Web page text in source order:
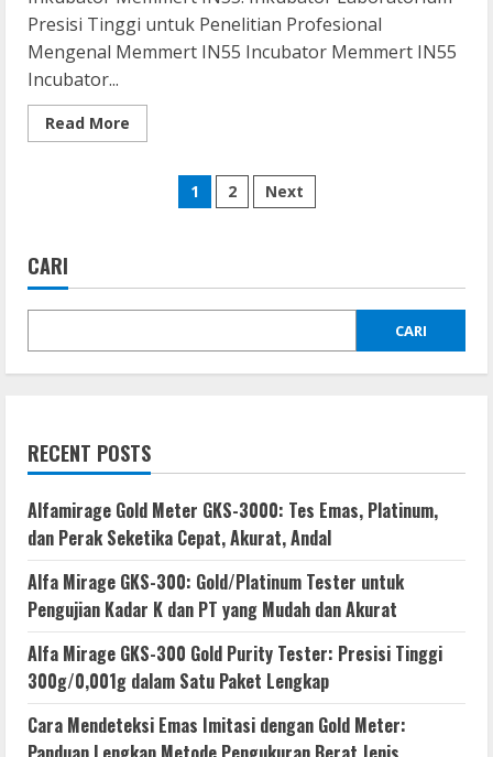
Presisi Tinggi untuk Penelitian Profesional
Mengenal Memmert IN55 Incubator Memmert IN55
Incubator...
Read More
more
MemmertPaginasi
1 2 Next
CARI
CARI
RECENT POSTS
Alfamirage Gold Meter GKS-3000: Tes Emas, Platinum,
dan Perak Seketika Cepat, Akurat, Andal
Alfa Mirage GKS-300: Gold/Platinum Tester untuk
Pengujian Kadar K dan PT yang Mudah dan Akurat
Alfa Mirage GKS-300 Gold Purity Tester: Presisi Tinggi
300g/0,001g dalam Satu Paket Lengkap
Cara Mendeteksi Emas Imitasi dengan Gold Meter: